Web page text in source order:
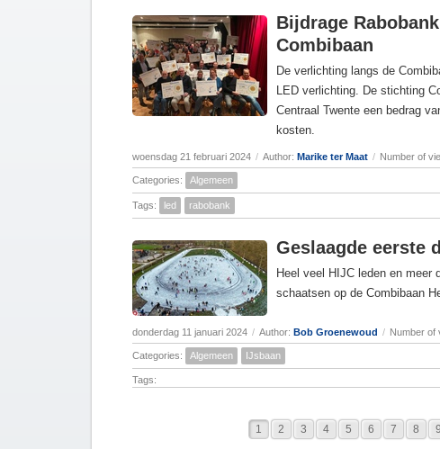
Bijdrage
Combibaan
De verlichting langs de
LED verlichting. De stichting
Centraal Twente een bedrag
kosten.
woensdag 21 februari 2024 / Author: Marike ter Maat / Number of
Categories: Algemeen
Tags: led rabobank
Geslaagde eerste
Heel veel HIJC leden en meer
schaatsen op de Combibaan
donderdag 11 januari 2024 / Author: Bob Groenewoud / Number of
Categories: Algemeen IJsbaan
Tags:
1 2 3 4 5 6 7 8 9